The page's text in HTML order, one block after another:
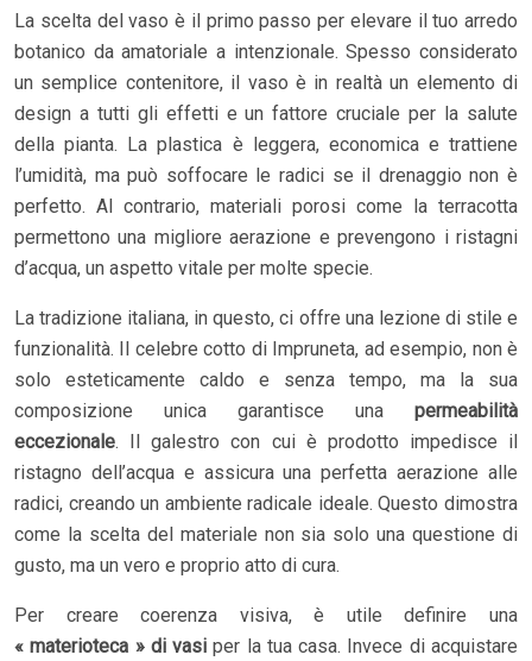
La scelta del vaso è il primo passo per elevare il tuo arredo
botanico da amatoriale a intenzionale. Spesso considerato
un semplice contenitore, il vaso è in realtà un elemento di
design a tutti gli effetti e un fattore cruciale per la salute
della pianta. La plastica è leggera, economica e trattiene
l’umidità, ma può soffocare le radici se il drenaggio non è
perfetto. Al contrario, materiali porosi come la terracotta
permettono una migliore aerazione e prevengono i ristagni
d’acqua, un aspetto vitale per molte specie.
La tradizione italiana, in questo, ci offre una lezione di stile e
funzionalità. Il celebre cotto di Impruneta, ad esempio, non è
solo esteticamente caldo e senza tempo, ma la sua
composizione unica garantisce una permeabilità
eccezionale. Il galestro con cui è prodotto impedisce il
ristagno dell’acqua e assicura una perfetta aerazione alle
radici, creando un ambiente radicale ideale. Questo dimostra
come la scelta del materiale non sia solo una questione di
gusto, ma un vero e proprio atto di cura.
Per creare coerenza visiva, è utile definire una
« materioteca » di vasi per la tua casa. Invece di acquistare